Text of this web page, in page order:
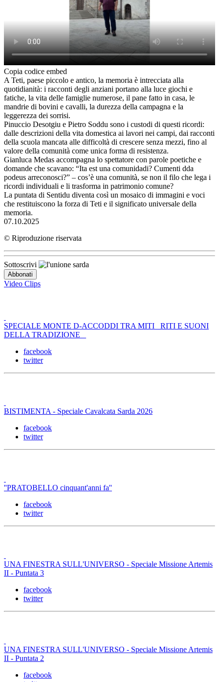
Copia codice embed
A Teti, paese piccolo e antico, la memoria è intrecciata alla
quotidianità: i racconti degli anziani portano alla luce giochi e
fatiche, la vita delle famiglie numerose, il pane fatto in casa, le
mandrie di bovini e cavalli, la durezza della campagna e la
leggerezza dei sorrisi.
Pinuccio Desotgiu e Pietro Soddu sono i custodi di questi ricordi:
dalle descrizioni della vita domestica ai lavori nei campi, dai racconti
della scuola mancata alle difficoltà di crescere senza mezzi, fino al
valore della comunità come unica forma di resistenza.
Gianluca Medas accompagna lo spettatore con parole poetiche e
domande che scavano: “Ita est una comunidadi? Cumenti dda
podeus arreconosci?” – cos’è una comunità, se non il filo che lega i
ricordi individuali e li trasforma in patrimonio comune?
La puntata di Sentidu diventa così un mosaico di immagini e voci
che restituiscono la forza di Teti e il significato universale della
memoria.
07.10.2025
© Riproduzione riservata
Sottoscrivi
Video Clips
SPECIALE MONTE D-ACCODDI TRA MITI _RITI E SUONI
DELLA TRADIZIONE _
facebook
twitter
BISTIMENTA - Speciale Cavalcata Sarda 2026
facebook
twitter
''PRATOBELLO cinquant'anni fa''
facebook
twitter
UNA FINESTRA SULL'UNIVERSO - Speciale Missione Artemis
II - Puntata 3
facebook
twitter
UNA FINESTRA SULL'UNIVERSO - Speciale Missione Artemis
II - Puntata 2
facebook